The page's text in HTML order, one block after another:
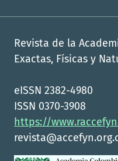
Revista de la
Exactas, Físicas y
eISSN 2382-4980
ISSN 0370-3908
https://